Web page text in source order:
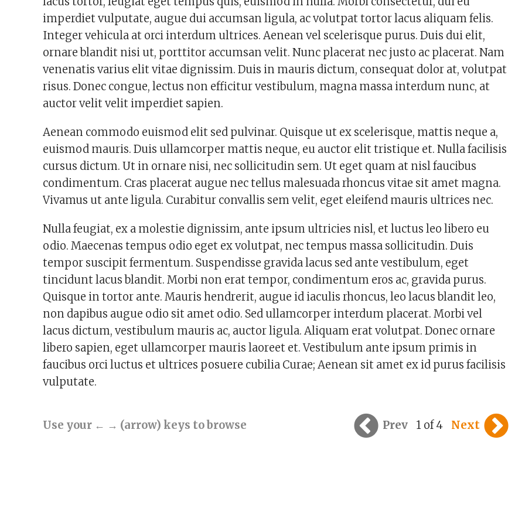
imperdiet vulputate, augue dui accumsan ligula, ac volutpat tortor lacus aliquam felis.
Integer vehicula at orci interdum ultrices. Aenean vel scelerisque purus. Duis dui elit,
ornare blandit nisi ut, porttitor accumsan velit. Nunc placerat nec justo ac placerat. Nam
venenatis varius elit vitae dignissim. Duis in mauris dictum, consequat dolor at, volutpat
risus. Donec congue, lectus non efficitur vestibulum, magna massa interdum nunc, at
auctor velit velit imperdiet sapien.
Aenean commodo euismod elit sed pulvinar. Quisque ut ex scelerisque, mattis neque a,
euismod mauris. Duis ullamcorper mattis neque, eu auctor elit tristique et. Nulla facilisis
cursus dictum. Ut in ornare nisi, nec sollicitudin sem. Ut eget quam at nisl faucibus
condimentum. Cras placerat augue nec tellus malesuada rhoncus vitae sit amet magna.
Vivamus ut ante ligula. Curabitur convallis sem velit, eget eleifend mauris ultrices nec.
Nulla feugiat, ex a molestie dignissim, ante ipsum ultricies nisl, et luctus leo libero eu
odio. Maecenas tempus odio eget ex volutpat, nec tempus massa sollicitudin. Duis
tempor suscipit fermentum. Suspendisse gravida lacus sed ante vestibulum, eget
tincidunt lacus blandit. Morbi non erat tempor, condimentum eros ac, gravida purus.
Quisque in tortor ante. Mauris hendrerit, augue id iaculis rhoncus, leo lacus blandit leo,
non dapibus augue odio sit amet odio. Sed ullamcorper interdum placerat. Morbi vel
lacus dictum, vestibulum mauris ac, auctor ligula. Aliquam erat volutpat. Donec ornare
libero sapien, eget ullamcorper mauris laoreet et. Vestibulum ante ipsum primis in
faucibus orci luctus et ultrices posuere cubilia Curae; Aenean sit amet ex id purus facilisis
vulputate.
Prev 1 of 4 Next
Use your ← → (arrow) keys to browse